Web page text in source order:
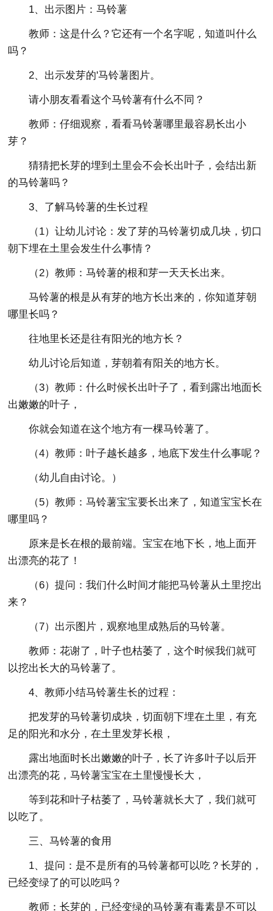
1、出示图片：马铃薯
教师：这是什么？它还有一个名字呢，知道叫什么
吗？
2、出示发芽的'马铃薯图片。
请小朋友看看这个马铃薯有什么不同？
教师：仔细观察，看看马铃薯哪里最容易长出小
芽？
猜猜把长芽的埋到土里会不会长出叶子，会结出新
的马铃薯吗？
3、了解马铃薯的生长过程
（1）让幼儿讨论：发了芽的马铃薯切成几块，切口
朝下埋在土里会发生什么事情？
（2）教师：马铃薯的根和芽一天天长出来。
马铃薯的根是从有芽的地方长出来的，你知道芽朝
哪里长吗？
往地里长还是往有阳光的地方长？
幼儿讨论后知道，芽朝着有阳关的地方长。
（3）教师：什么时候长出叶子了，看到露出地面长
出嫩嫩的叶子，
你就会知道在这个地方有一棵马铃薯了。
（4）教师：叶子越长越多，地底下发生什么事呢？
（幼儿自由讨论。）
（5）教师：马铃薯宝宝要长出来了，知道宝宝长在
哪里吗？
原来是长在根的最前端。宝宝在地下长，地上面开
出漂亮的花了！
（6）提问：我们什么时间才能把马铃薯从土里挖出
来？
（7）出示图片，观察地里成熟后的马铃薯。
教师：花谢了，叶子也枯萎了，这个时候我们就可
以挖出长大的马铃薯了。
4、教师小结马铃薯生长的过程：
把发芽的马铃薯切成块，切面朝下埋在土里，有充
足的阳光和水分，在土里发芽长根，
露出地面时长出嫩嫩的叶子，长了许多叶子以后开
出漂亮的花，马铃薯宝宝在土里慢慢长大，
等到花和叶子枯萎了，马铃薯就长大了，我们就可
以吃了。
三、马铃薯的食用
1、提问：是不是所有的马铃薯都可以吃？长芽的，
已经变绿了的可以吃吗？
教师：长芽的，已经变绿的马铃薯有毒素是不可以